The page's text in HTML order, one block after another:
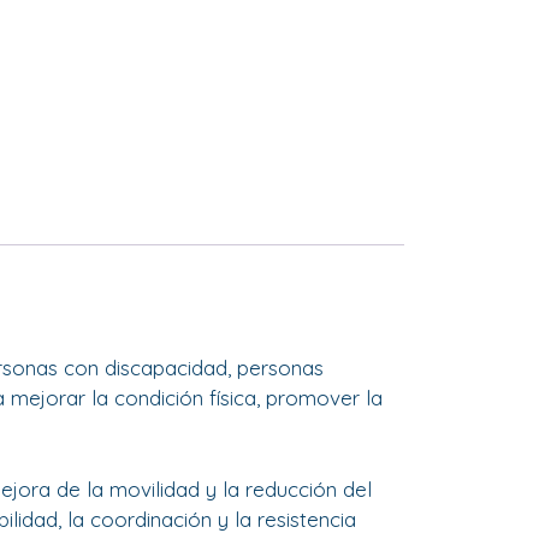
con discapacidad, personas
mejorar la condición física, promover la
de la movilidad y la reducción del
la coordinación y la resistencia